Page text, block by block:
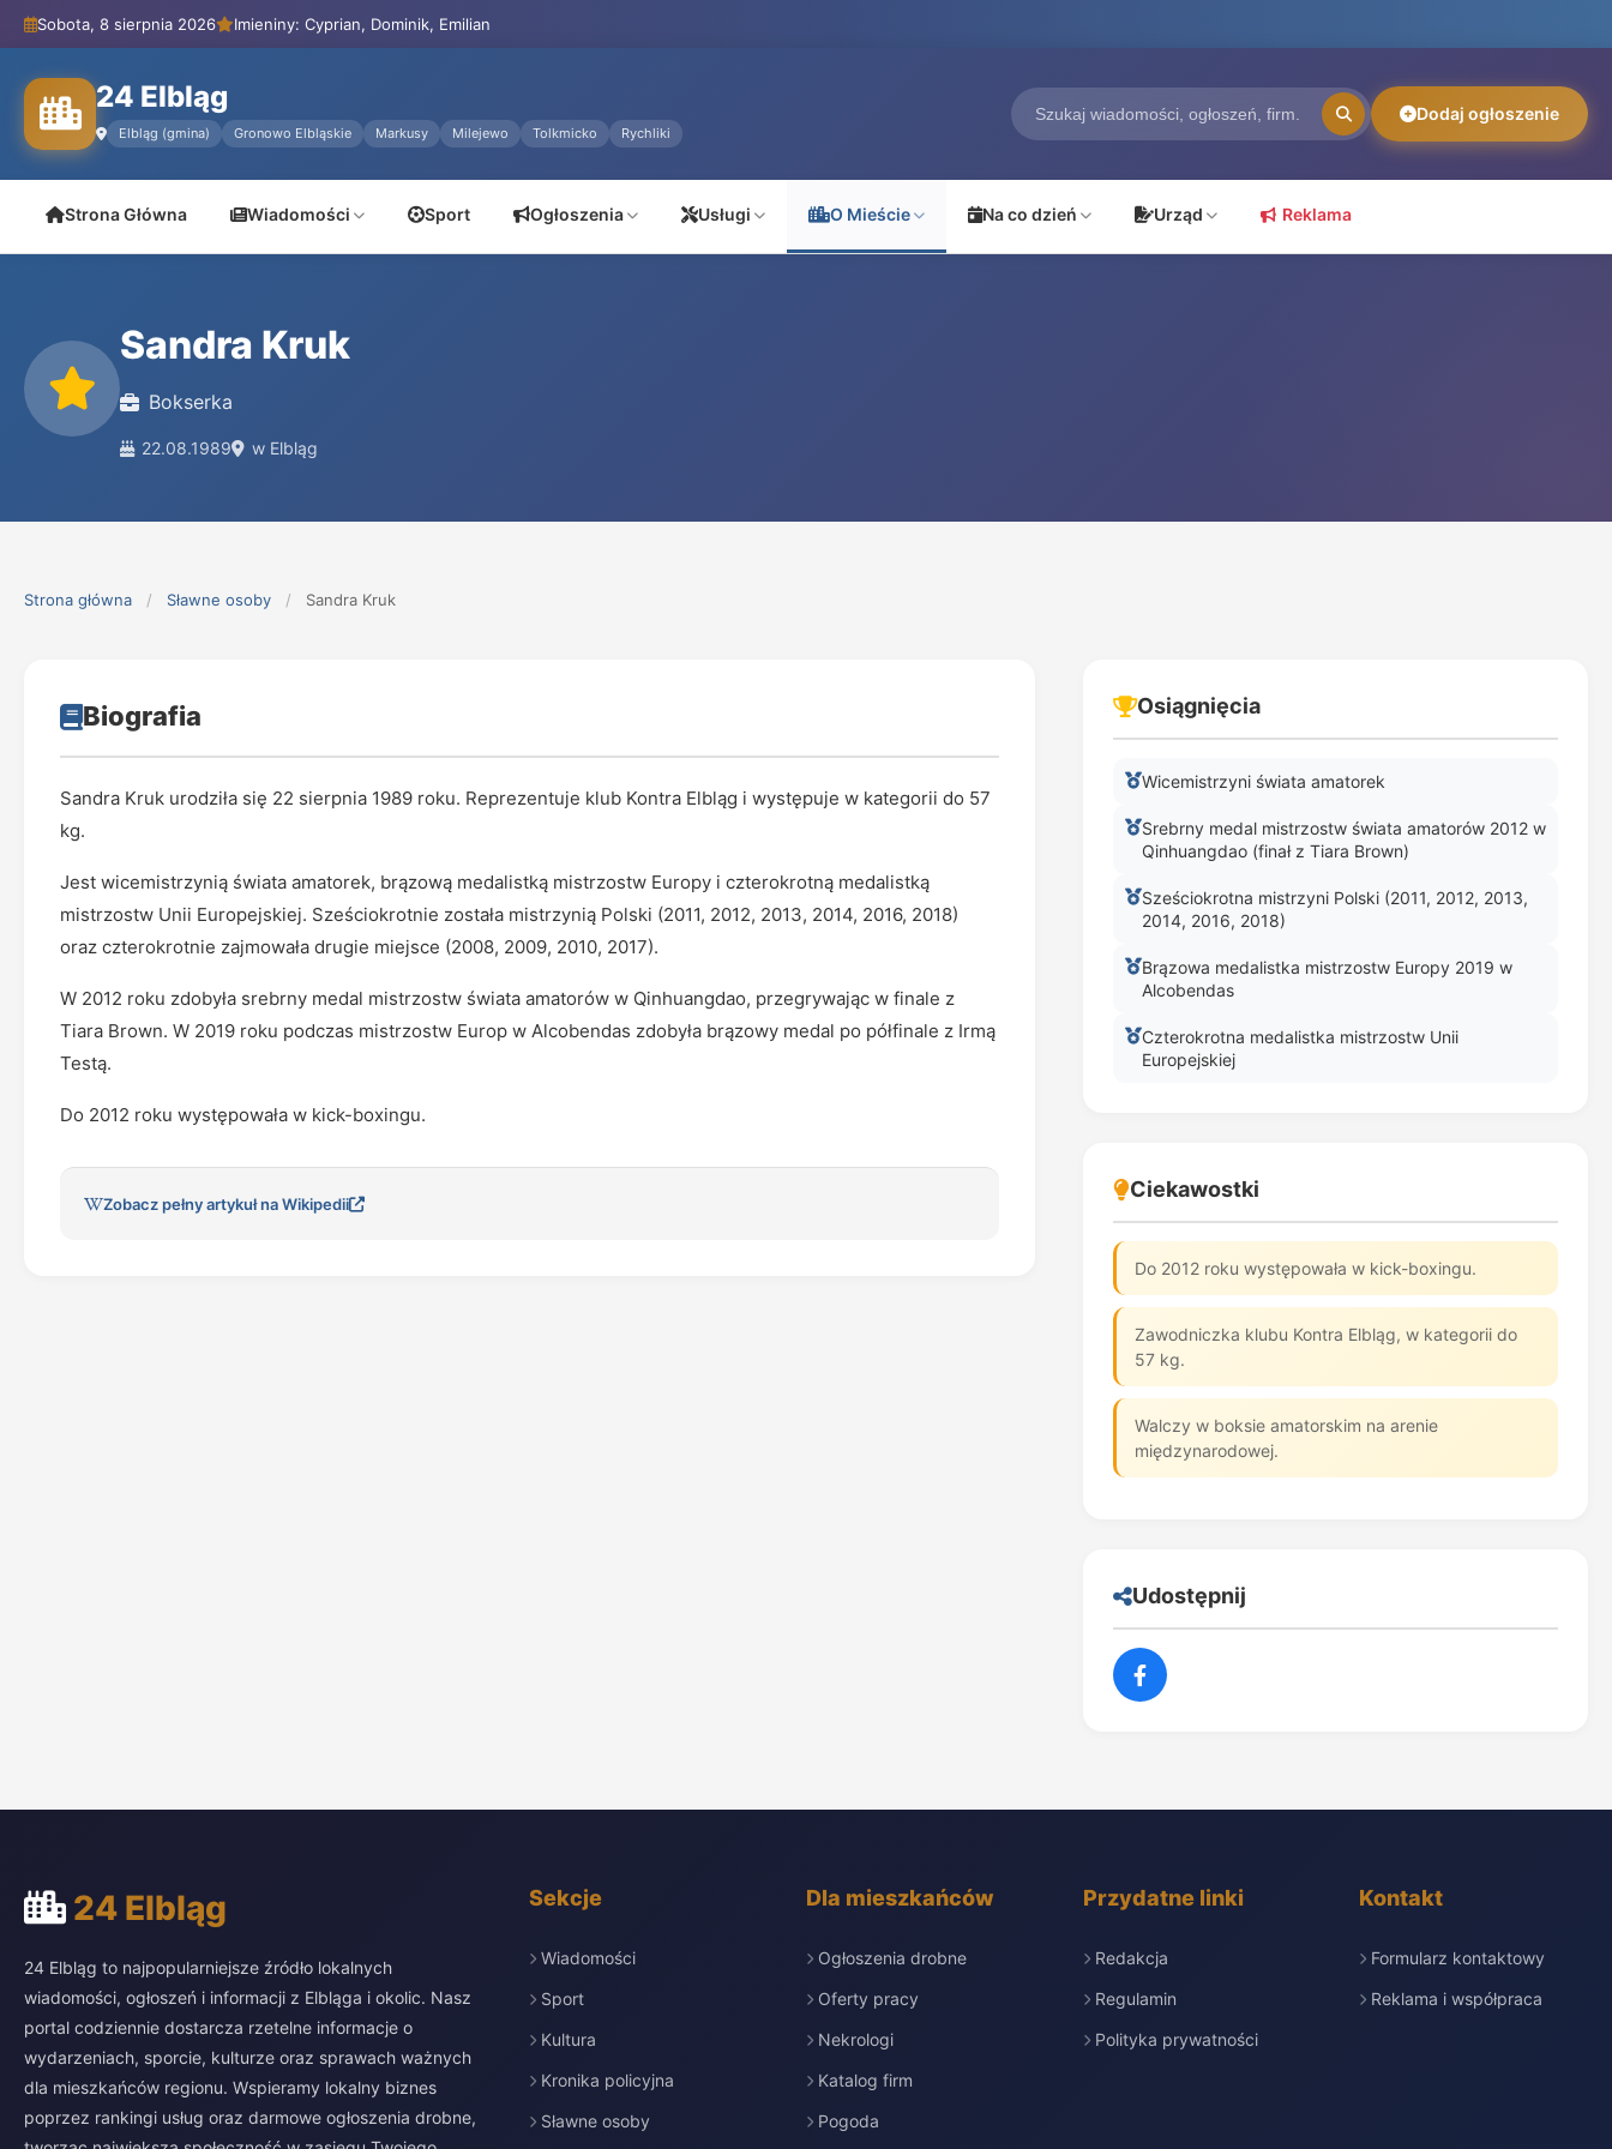
Sobota, 8 sierpnia 2026 Imieniny: Cyprian, Dominik, Emilian
24 Elbląg
Elbląg (gmina) Gronowo Elbląskie Markusy Milejewo Tolkmicko Rychliki
Dodaj ogłoszenie
Strona Główna Wiadomości Sport Ogłoszenia Usługi O Mieście Na co dzień Urząd Reklama
Sandra Kruk
Bokserka
22.08.1989 w Elbląg
Strona główna / Sławne osoby / Sandra Kruk
Biografia
Sandra Kruk urodziła się 22 sierpnia 1989 roku. Reprezentuje klub Kontra Elbląg i występuje w kategorii do 57
kg.
Jest wicemistrzynią świata amatorek, brązową medalistką mistrzostw Europy i czterokrotną medalistką
mistrzostw Unii Europejskiej. Sześciokrotnie została mistrzynią Polski (2011, 2012, 2013, 2014, 2016, 2018)
oraz czterokrotnie zajmowała drugie miejsce (2008, 2009, 2010, 2017).
W 2012 roku zdobyła srebrny medal mistrzostw świata amatorów w Qinhuangdao, przegrywając w finale z
Tiara Brown. W 2019 roku podczas mistrzostw Europ w Alcobendas zdobyła brązowy medal po półfinale z Irmą
Testą.
Do 2012 roku występowała w kick-boxingu.
Zobacz pełny artykuł na Wikipedii
Osiągnięcia
Wicemistrzyni świata amatorek
Srebrny medal mistrzostw świata amatorów 2012 w
Qinhuangdao (finał z Tiara Brown)
Sześciokrotna mistrzyni Polski (2011, 2012, 2013,
2014, 2016, 2018)
Brązowa medalistka mistrzostw Europy 2019 w
Alcobendas
Czterokrotna medalistka mistrzostw Unii
Europejskiej
Ciekawostki
Do 2012 roku występowała w kick-boxingu.
Zawodniczka klubu Kontra Elbląg, w kategorii do
57 kg.
Walczy w boksie amatorskim na arenie
międzynarodowej.
Udostępnij
24 Elbląg
24 Elbląg to najpopularniejsze źródło lokalnych
wiadomości, ogłoszeń i informacji z Elbląga i okolic. Nasz
portal codziennie dostarcza rzetelne informacje o
wydarzeniach, sporcie, kulturze oraz sprawach ważnych
dla mieszkańców regionu. Wspieramy lokalny biznes
poprzez rankingi usług oraz darmowe ogłoszenia drobne,
Sekcje
Wiadomości
Sport
Kultura
Kronika policyjna
Sławne osoby
Dla mieszkańców
Ogłoszenia drobne
Oferty pracy
Nekrologi
Katalog firm
Pogoda
Przydatne linki
Redakcja
Regulamin
Polityka prywatności
Kontakt
Formularz kontaktowy
Reklama i współpraca